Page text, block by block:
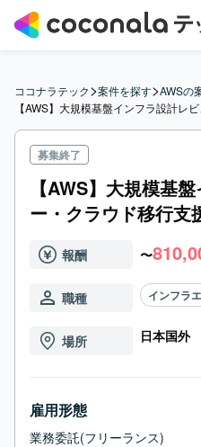
ココナラテック>案件を探す>AWSの
【AWS】大規模基盤インフラ設計レ
募集終了
【AWS】大規模基
ー・クラウド移行支
報酬 〜
職種 インフラ
場所 日本国外
雇用形態
業務委託(フリーランス)